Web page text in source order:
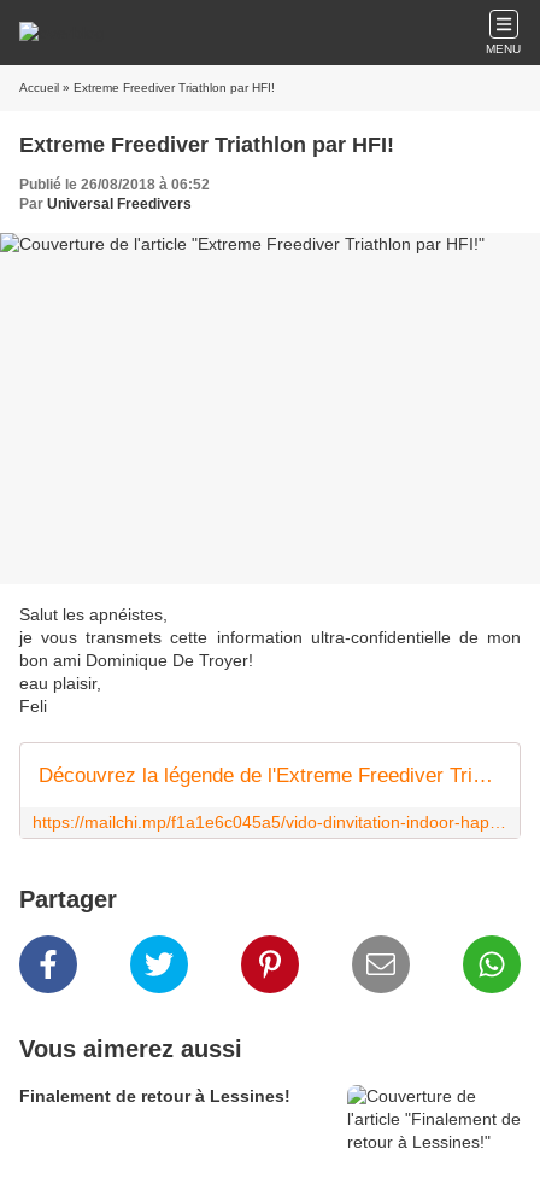
MENU
Accueil » Extreme Freediver Triathlon par HFI!
Extreme Freediver Triathlon par HFI!
Publié le 26/08/2018 à 06:52
Par Universal Freedivers
Salut les apnéistes,
je vous transmets cette information ultra-confidentielle de mon
bon ami Dominique De Troyer!
eau plaisir,
Feli
Découvrez la légende de l'Extreme Freediver Triathlon
Partager
Vous aimerez aussi
Finalement de retour à Lessines!